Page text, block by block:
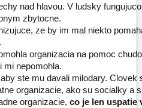
nad hlavou. V ludsky
zbytocne.
ze by im mal niekto
organizacia na pomoc
mi nepomohla.
ste mu davali milodary. Clovek
organizacie, ako su socialky a
organizacie, co je len uspatie